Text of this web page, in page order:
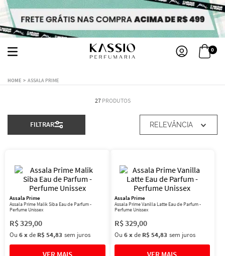
0
ASSALA PRIME
27 PRODUTOS
FILTRAR RELEVÂNCIA
Assala Prime
Assala Prime Malik Siba Eau de Parfum -
Perfume Unissex
R$329,00
Ou 6xde R$ 54,83 sem juros
Assala Prime
Assala Prime Vanilla Latte Eau de Parfum -
Perfume Unissex
R$329,00
Ou 6 xde R$ 54,83 sem juros